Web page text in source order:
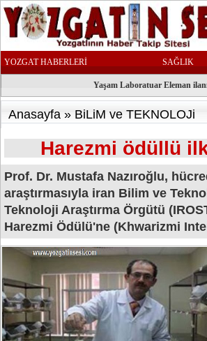
YOZGAT HABERLERİ SAĞLIK
Yaşam Laboratuar Eleman
Anasayfa » BiLiM ve TEKNOLOJi
Harezmi ödüllü
Prof. Dr. Mustafa Nazıroğlu,
araştırmasıyla iran Bilim ve
Teknoloji Araştırma Örgütü
Harezmi Ödülü'ne (Khwarizmi